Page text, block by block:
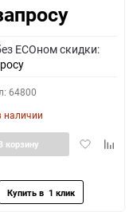
ECOном скидки:
64800
наличии
Добавить
корзину